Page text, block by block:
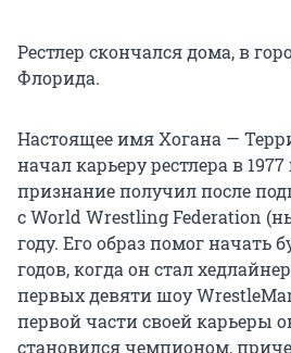
Рестлер скончался дома, в
Флорида.
Настоящее имя Хогана —
начал карьеру рестлера в
признание получил после
с World Wrestling Federation
году. Его образ помог начать
годов, когда он стал
первых девяти шоу
первой части своей карьеры
становился чемпионом,